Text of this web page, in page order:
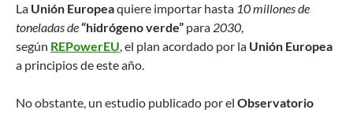
La Unión Europeaquiere importar hasta 10 millones de
toneladas de“hidrógeno verde” para 2030,
según REPowerEU, el plan acordado por la Unión Europea
a principios de este año.
No obstante, un estudio publicado por el Observatorio